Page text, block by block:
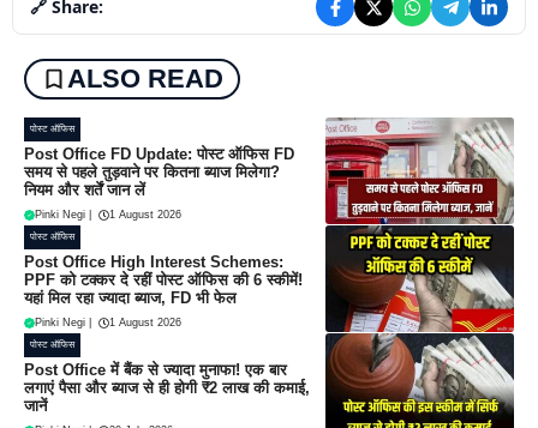
🔗 Share:
ALSO READ
पोस्ट ऑफिस
Post Office FD Update: पोस्ट ऑफिस FD
समय से पहले तुड़वाने पर कितना ब्याज मिलेगा?
नियम और शर्तें जान लें
Pinki Negi 1 August 2026
पोस्ट ऑफिस
Post Office High Interest Schemes:
PPF को टक्कर दे रहीं पोस्ट ऑफिस की 6 स्कीमें!
यहां मिल रहा ज्यादा ब्याज, FD भी फेल
Pinki Negi 1 August 2026
पोस्ट ऑफिस
Post Office में बैंक से ज्यादा मुनाफा! एक बार
लगाएं पैसा और ब्याज से ही होगी ₹2 लाख की कमाई,
जानें